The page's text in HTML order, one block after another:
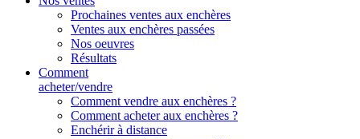
Prochaines ventes aux enchères
Ventes aux enchères passées
Nos oeuvres
Résultats
Comment
acheter/vendre
Comment vendre aux enchères ?
Comment acheter aux enchères ?
Enchérir à distance